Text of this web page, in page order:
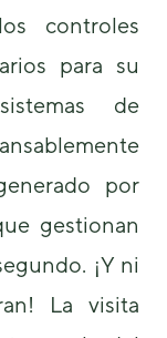
controles
para su
de
por
gestionan
¡Y ni
La visita